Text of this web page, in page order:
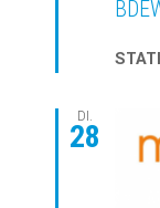
DI.
28